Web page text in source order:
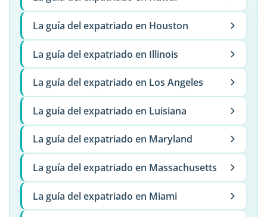
La guía del expatriado en Houston
La guía del expatriado en Illinois
La guía del expatriado en Los Angeles
La guía del expatriado en Luisiana
La guía del expatriado en Maryland
La guía del expatriado en Massachusetts
La guía del expatriado en Miami